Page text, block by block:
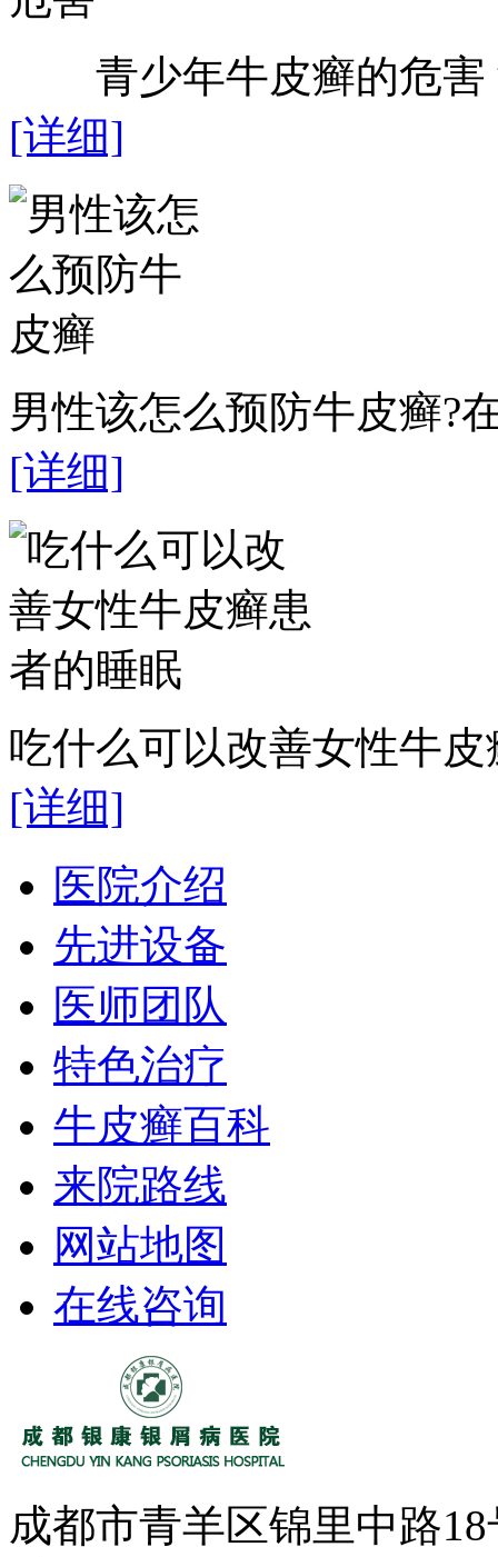
青少年牛皮癣的危害
[详细]
男性该怎么预防牛皮癣?
[详细]
吃什么可以改善女性牛
[详细]
医院介绍
先进设备
医师团队
特色治疗
牛皮癣百科
来院路线
网站地图
在线咨询
成都市青羊区锦里中路